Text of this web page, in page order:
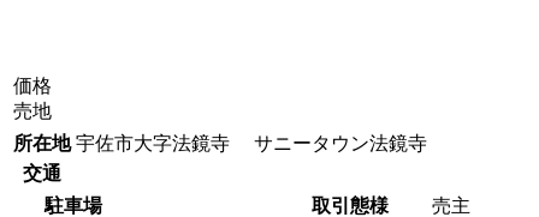
価格
売地
所在地 宇佐市大字法鏡寺 サニータウン法鏡寺
交通
駐車場
取引態様
売主